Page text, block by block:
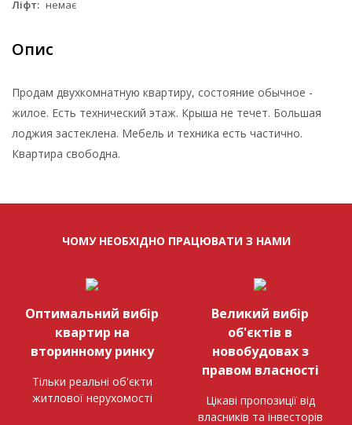
Ліфт: немає
Опис
Продам двухкомнатную квартиру, состояние обычное -
жилое. Есть технический этаж. Крыша не течет. Большая
лоджия застеклена. Мебель и техника есть частично.
Квартира свободна.
ЧОМУ НЕОБХІДНО ПРАЦЮВАТИ З НАМИ
Оптимальний вибір
квартир на
вторинному ринку
Тільки реальні об'єкти
житлової нерухомості
Великий вибір
об'єктів в
новобудовах з
правом власності
Цікаві пропозиції від
власників та інвесторів